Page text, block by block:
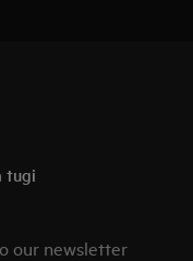
tugi
our newsletter